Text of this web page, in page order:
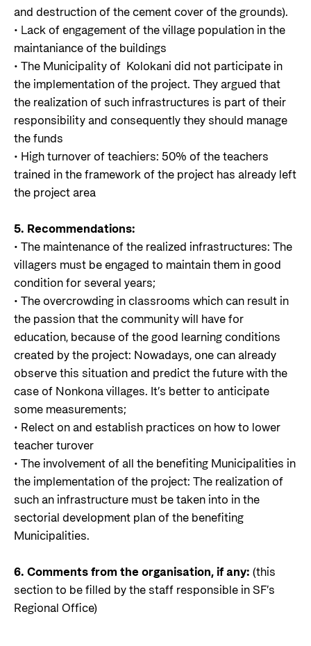
and destruction of the cement cover of the grounds).
• Lack of engagement of the village population in the
maintaniance of the buildings
• The Municipality of Kolokani did not participate in
the implementation of the project. They argued that
the realization of such infrastructures is part of their
responsibility and consequently they should manage
the funds
• High turnover of teachiers: 50% of the teachers
trained in the framework of the project has already left
the project area
5. Recommendations:
• The maintenance of the realized infrastructures: The
villagers must be engaged to maintain them in good
condition for several years;
• The overcrowding in classrooms which can result in
the passion that the community will have for
education, because of the good learning conditions
created by the project: Nowadays, one can already
observe this situation and predict the future with the
case of Nonkona villages. It’s better to anticipate
some measurements;
• Relect on and establish practices on how to lower
teacher turover
• The involvement of all the benefiting Municipalities in
the implementation of the project: The realization of
such an infrastructure must be taken into in the
sectorial development plan of the benefiting
Municipalities.
6. Comments from the organisation, if any: (this
section to be filled by the staff responsible in SF’s
Regional Office)